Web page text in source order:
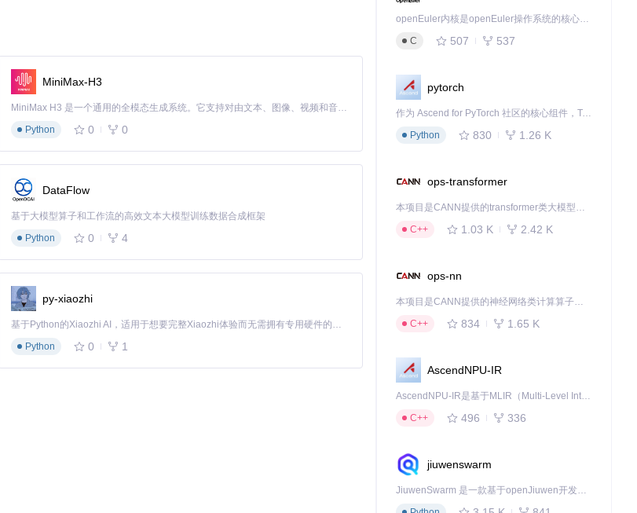
MiniMax-H3
MiniMax H3 是一个通用的全模态生成系统。它支持对由文本、图像、视频和音频组成的多模态上下文进行统一理解，并能生成分辨率高达 2K、时长可达 15 秒的带原生立体声音频的视频。得益于面向任务泛化的系统设计，H3 在预训练阶段就已具备广泛的多模态上下文理解与生成能力，能够出色地执行复杂的多模态指令。
Python
0 0
DataFlow
基于大模型算子和工作流的高效文本大模型训练数据合成框架
Python
0 4
py-xiaozhi
基于Python的Xiaozhi AI，适用于想要完整Xiaozhi体验而无需拥有专用硬件的用户。
Python
0 1
openEuler内核是openEuler操作系统的核心，既是系统性能与稳定性的基石，也是连接处理器、设备与服务的桥梁。
C
507 537
pytorch
作为 Ascend for PyTorch 社区的核心组件，TorchNPU 是昇腾专为 PyTorch 打造的深度学习适配插件，使 PyTorch 框架能够直接调用昇腾 NPU，为开发者提供昇腾 AI 处理器的超强算力。
Python
830 1.26 K
ops-transformer
本项目是CANN提供的transformer类大模型算子库，实现网络在NPU上加速计算。
C++
1.03 K 2.42 K
ops-nn
本项目是CANN提供的神经网络类计算算子库，实现网络在NPU上加速计算。
C++
834 1.65 K
AscendNPU-IR
AscendNPU-IR是基于MLIR（Multi-Level Intermediate Representation）构建的，面向昇腾亲和算子编译时使用的中间表示，提供昇腾完备表达能力，通过编译优化提升昇腾AI处理器计算效率，支持通过生态框架使能昇腾AI处理器与深度调优
C++
496 336
jiuwenswarm
JiuwenSwarm 是一款基于openJiuwen开发的智能AI Agent，它能够将大语言模型的强大能力，通过你日常使用的各类通讯应用，直接延伸至你的指尖。